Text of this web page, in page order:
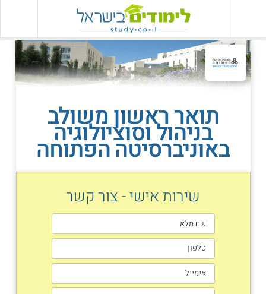
תואר ראשון משולב
בניהול וסוציולוגיה
באוניברסיטה הפתוחה
שירות אישי - צור קשר